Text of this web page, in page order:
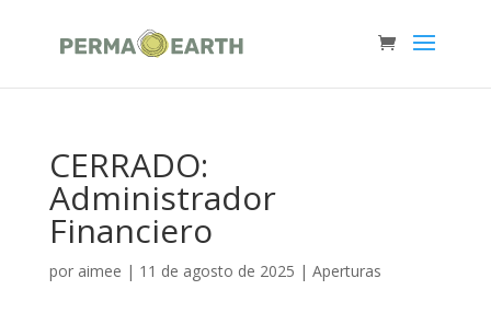
CERRADO:
Administrador
Financiero
por aimee | 11 de agosto de 2025 | Aperturas